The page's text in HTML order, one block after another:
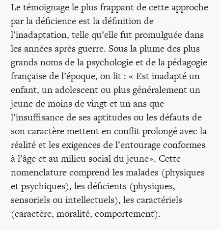
Le témoignage le plus frappant de cette approche
par la déficience est la définition de
l’inadaptation, telle qu’elle fut promulguée dans
les années après guerre. Sous la plume des plus
grands noms de la psychologie et de la pédagogie
française de l’époque, on lit : « Est inadapté un
enfant, un adolescent ou plus généralement un
jeune de moins de vingt et un ans que
l’insuffisance de ses aptitudes ou les défauts de
son caractère mettent en conflit prolongé avec la
réalité et les exigences de l’entourage conformes
à l’âge et au milieu social du jeune». Cette
nomenclature comprend les malades (physiques
et psychiques), les déficients (physiques,
sensoriels ou intellectuels), les caractériels
(caractère, moralité, comportement).